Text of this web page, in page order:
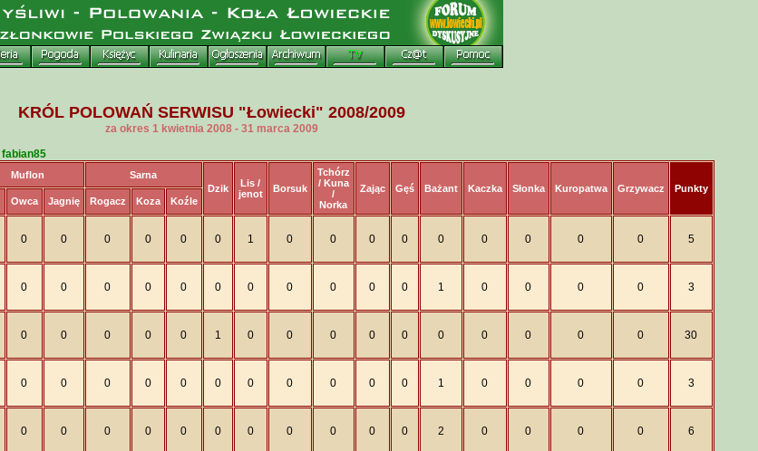
KRÓL POLOWAŃ SERWISU "Łowiecki" 2008/2009
za okres 1 kwietnia 2008 - 31 marca 2009
fabian85
Muflon
Sarna
Dzik
Lis /
jenot
Borsuk
Tchórz
/ Kuna
/
Norka
Zając Gęś Bażant Kaczka Słonka Kuropatwa Grzywacz
Punkty
Owca Jagnię Rogacz Koza Koźle
0 0 0 0 0 0 1 0 0 0 0 0 0 0 0 0 5
0 0 0 0 0 0 0 0 0 0 0 1 0 0 0 0 3
0 0 0 0 0 1 0 0 0 0 0 0 0 0 0 0 30
0 0 0 0 0 0 0 0 0 0 0 1 0 0 0 0 3
0 0 0 0 0 0 0 0 0 0 0 2 0 0 0 0 6